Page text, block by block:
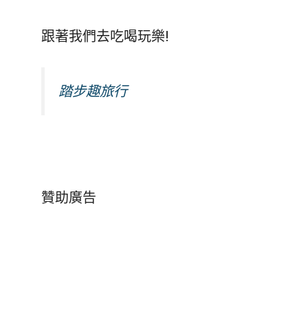
跟著我們去吃喝玩樂!
踏步趣旅行
贊助廣告